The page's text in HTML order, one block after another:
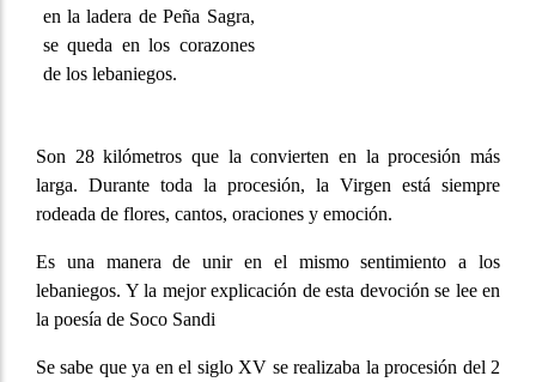
en la ladera de Peña Sagra,
se queda en los corazones
de los lebaniegos.
Son 28 kilómetros que la convierten en la procesión más
larga. Durante toda la procesión, la Virgen está siempre
rodeada de flores, cantos, oraciones y emoción.
Es una manera de unir en el mismo sentimiento a los
lebaniegos. Y la mejor explicación de esta devoción se lee en
la poesía de Soco Sandi
Se sabe que ya en el siglo XV se realizaba la procesión del 2